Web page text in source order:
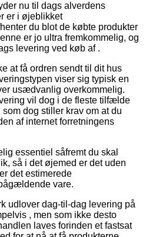
nu til dags alverdens
er i øjeblikket
du blot de købte produkter
er jo ultra fremkommelig, og
levering ved køb af .
at få ordren sendt til dit hus
viser sig typisk en
usædvanlig overkommelig.
vil dog i de fleste tilfælde
dog stiller krav om at du
af internet forretningens
essentiel såfremt du skal
så i det øjemed er det uden
det estimerede
vare.
udlover dag-til-dag levering på
, men som ikke desto
laves forinden et fastsat